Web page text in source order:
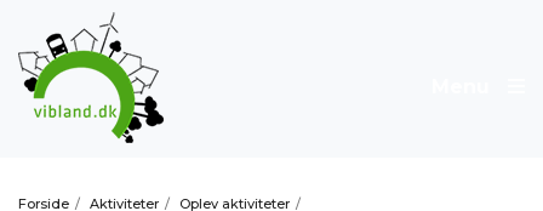
Forside / Aktiviteter / Oplev aktiviteter /